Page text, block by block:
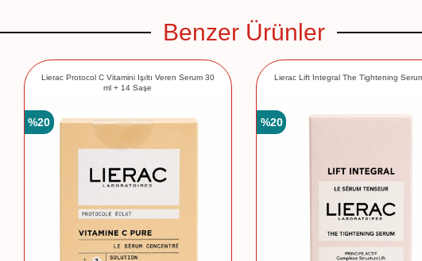
Benzer Ürünler
Lierac Protocol C Vitamini Işıltı Veren Serum 30
ml + 14 Saşe
%20
Lierac Lift Integral The Tightening
%20